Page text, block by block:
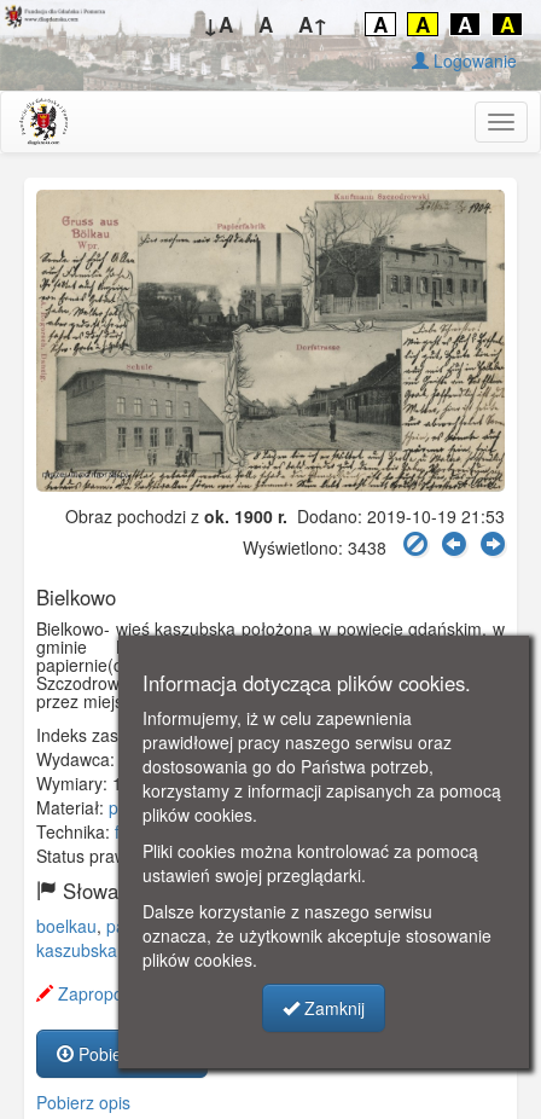
↓A A A↑ A A A A
Logowanie
Obraz pochodzi z ok. 1900 r. Dodano: 2019-10-19 21:53
Wyświetlono: 3438
Bielkowo
Bielkowo- wieś kaszubska położona w powiecie gdańskim, w
gminie Kolbudy. Na pocztówce widzimy: starą
papiernie(działała do1913 roku),dom towarowy
Szczodrowskiego, budynek szkoły i drogę przechodzącą
przez miejscowość.
Indeks zasobu:GSP00322
Wydawca:
A. Rogorsch, Danzig
Wymiary: 139 x 90 mm
Materiał: pocztówka
Technika: fotografia czarno-biała
Status prawny:Użycie Niekomercyjne
Słowa kluczowe:
boelkau, papiernia,dom towarowy,kolbudy, szkoła,
kaszubska
kahlbude,
Zaproponuj zmianę opisu.
Pobierz zasób
Pobierz opis
Informacja dotycząca plików cookies.
Informujemy, iż w celu zapewnienia
prawidłowej pracy naszego serwisu oraz
dostosowania go do Państwa potrzeb,
korzystamy z informacji zapisanych za pomocą
plików cookies.
Pliki cookies można kontrolować za pomocą
ustawień swojej przeglądarki.
Dalsze korzystanie z naszego serwisu
oznacza, że użytkownik akceptuje stosowanie
plików cookies.
Zamknij